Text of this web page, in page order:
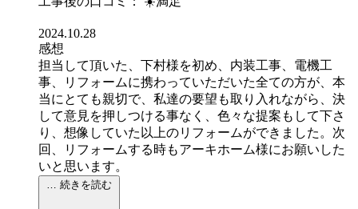
2024.10.28
感想
担当して頂いた、下村様を初め、内装工事、電機工
事、リフォームに携わっていただいた全ての方が、本
当にとても親切で、私達の要望も取り入れながら、決
して意見を押しつける事なく、色々な提案もして下さ
り、想像していた以上のリフォームができました。次
回、リフォームする時もアーキホーム様にお願いした
いと思います。
… 続きを読む